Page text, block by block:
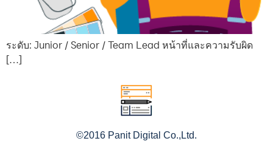
ระดับ: Junior / Senior / Team Lead หน้าที่และความรับผิด
[…]
©2016 Panit Digital Co.,Ltd.